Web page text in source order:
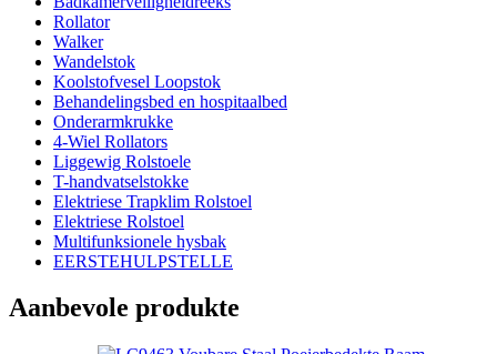
Rollator
Walker
Wandelstok
Koolstofvesel Loopstok
Behandelingsbed en hospitaalbed
Onderarmkrukke
4-Wiel Rollators
Liggewig Rolstoele
T-handvatselstokke
Elektriese Trapklim Rolstoel
Elektriese Rolstoel
Multifunksionele hysbak
EERSTEHULPSTELLE
Aanbevole produkte